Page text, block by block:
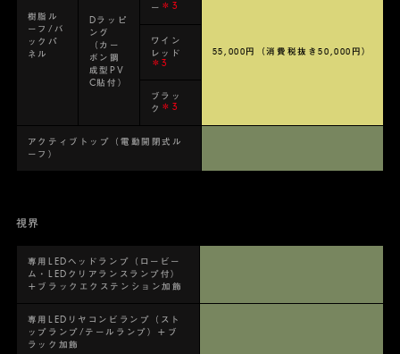
樹脂ル
ーフ/バ
ックパ
ネル
Dラッピ
ング
（カー
ボン調
成型PV
C貼付）
ー ＊3
55,000円 （消費税抜き50,000円）
ワイン
レッド
＊3
ブラッ
ク ＊3
アクティブトップ（電動開閉式ル
ーフ）
視界
専用LEDヘッドランプ（ロービー
ム・LEDクリアランスランプ付）
＋ブラックエクステンション加飾
専用LEDリヤコンビランプ（スト
ップランプ/テールランプ）＋ブ
ラック加飾